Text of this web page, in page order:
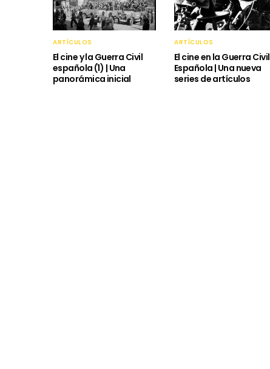
ARTÍCULOS
El cine y la Guerra Civil
española (1) | Una
panorámica inicial
ARTÍCULOS
El cine en la Guerra Civil
Española | Una nueva
series de artículos